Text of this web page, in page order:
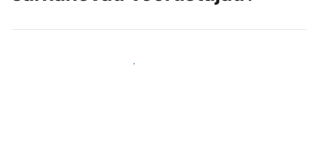
Liitu endaga sarnanevate võõrustajatega